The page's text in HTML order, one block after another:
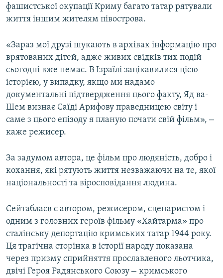
фашистської окупації Криму багато татар рятували
життя іншим жителям півострова.
«Зараз мої друзі шукають в архівах інформацію про
врятованих дітей, адже живих свідків тих подій
сьогодні вже немає. В Ізраїлі зацікавилися цією
історією, у випадку, якщо ми надамо
документальні підтвердження цього факту, Яд ва-
Шем визнає Саїді Арифову праведницею світу і
саме з цього епізоду я планую почати свій фільм», –
каже режисер.
За задумом автора, це фільм про людяність, добро і
кохання, які рятують життя незважаючи на те, якої
національності та віросповідання людина.
Сейтаблаєв є автором, режисером, сценаристом і
одним з головних героїв фільму «Хайтарма» про
сталінську депортацію кримських татар 1944 року.
Ця трагічна сторінка в історії народу показана
через призму сприйняття прославленого льотчика,
двічі Героя Радянського Союзу – кримського